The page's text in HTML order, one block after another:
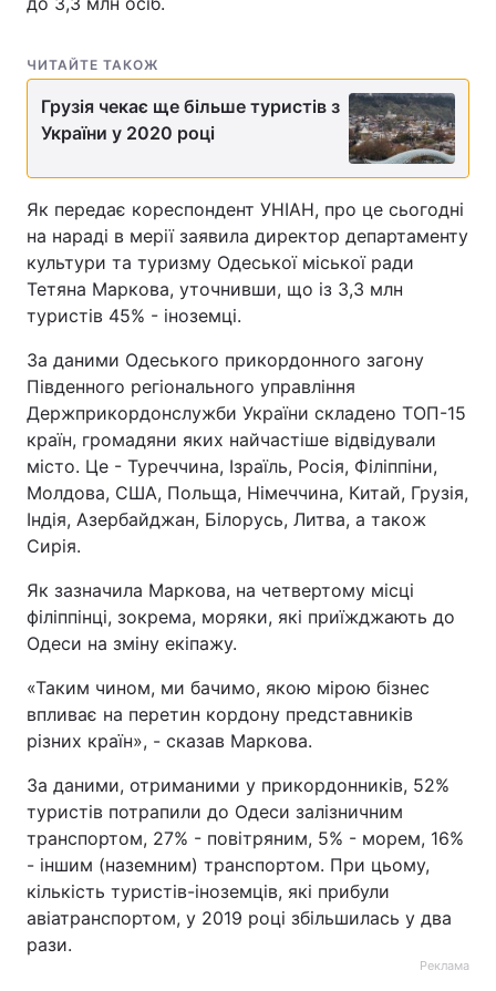
ЧИТАЙТЕ ТАКОЖ
Грузія чекає ще більше туристів з
України у 2020 році
Як передає кореспондент УНІАН, про це сьогодні
на нараді в мерії заявила директор департаменту
культури та туризму Одеської міської ради
Тетяна Маркова, уточнивши, що із 3,3 млн
туристів 45% - іноземці.
За даними Одеського прикордонного загону
Південного регіонального управління
Держприкордонслужби України складено ТОП-15
країн, громадяни яких найчастіше відвідували
місто. Це - Туреччина, Ізраїль, Росія, Філіппіни,
Молдова, США, Польща, Німеччина, Китай, Грузія,
Індія, Азербайджан, Білорусь, Литва, а також
Сирія.
Як зазначила Маркова, на четвертому місці
філіппінці, зокрема, моряки, які приїжджають до
Одеси на зміну екіпажу.
«Таким чином, ми бачимо, якою мірою бізнес
впливає на перетин кордону представників
різних країн», - сказав Маркова.
За даними, отриманими у прикордонників, 52%
туристів потрапили до Одеси залізничним
транспортом, 27% - повітряним, 5% - морем, 16%
- іншим (наземним) транспортом. При цьому,
кількість туристів-іноземців, які прибули
авіатранспортом, у 2019 році збільшилась у два
рази.
Реклама